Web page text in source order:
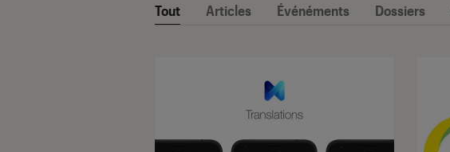
Tout Articles Événéments Dossiers